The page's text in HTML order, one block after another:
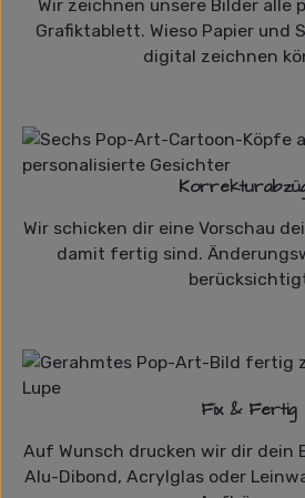
Wir zeichnen unsere Bilder alle
Grafiktablett. Wieso Papier und
digital zeichnen
Wir schicken dir eine Vorschau
damit fertig sind.
Fix & Fertig
Auf Wunsch drucken wir dir dein
Alu-Dibond, Acrylglas oder